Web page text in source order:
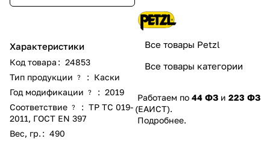
Характеристики
Код товара : 24853
Тип продукции
? : Каски
Год модификации
? : 2019
Соответствие ? : ТР ТС 019-
2011, ГОСТ EN 397
Вес, гр. : 490
Все товары Petzl
Все товары категории
Работаем по 44 ФЗ и 223 ФЗ
(ЕАИСТ).
Подробнее.